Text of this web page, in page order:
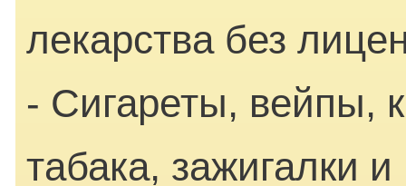
лекарства без
- Сигареты, вейпы,
табака, зажигалки